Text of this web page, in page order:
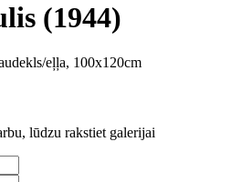
(1944)
eļļa, 100x120cm
lūdzu rakstiet galerijai